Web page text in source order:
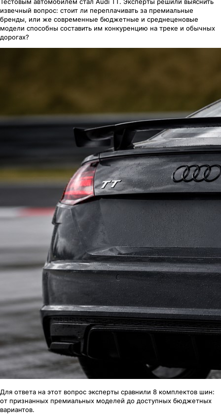
извечный вопрос: стоит ли переплачивать за премиальные
бренды, или же современные бюджетные и среднеценовые
модели способны составить им конкуренцию на треке и обычных
дорогах?
Для ответа на этот вопрос эксперты сравнили 8 комплектов шин:
от признанных премиальных моделей до доступных бюджетных
вариантов.